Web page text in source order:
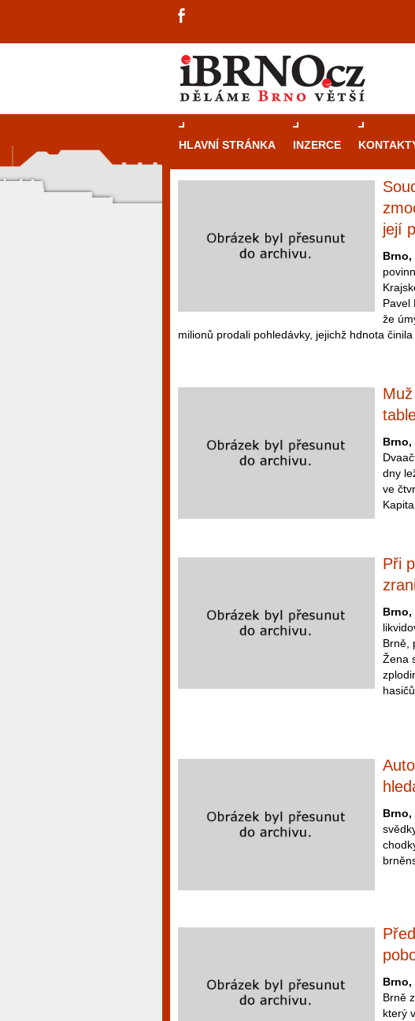
HLAVNÍ STRÁNKA INZERCE
její
Brno,
Pavel
že
milionů prodali pohledávky, jejichž hdnota činila
Brno,
dny
ve
Při
Brno,
Brně,
Žena
Brno,
Brno,
Brně
který
Brno